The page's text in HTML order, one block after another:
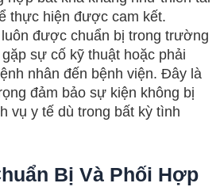
thực hiện được cam kết.
được chuẩn bị trong trường
sự cố kỹ thuật hoặc phải
nhân đến bệnh viện. Đây là
đảm bảo sự kiện không bị
vụ y tế dù trong bất kỳ tình
Bị Và Phối Hợp